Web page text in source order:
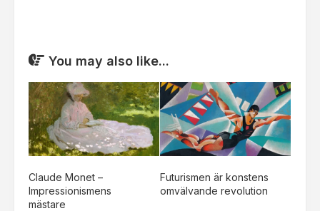
You may also like...
Claude Monet –
Impressionismens
mästare
Futurismen är konstens
omvälvande revolution